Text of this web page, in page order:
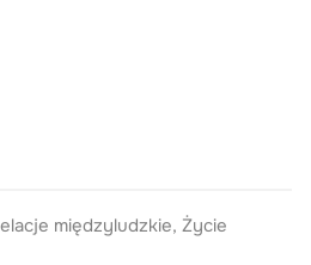
międzyludzkie, Życie